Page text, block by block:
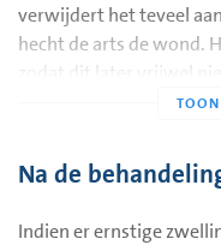
verwijdert het teveel
hecht de arts de wond.
zodat dit later vrijwel
Na de
Indien er ernstige